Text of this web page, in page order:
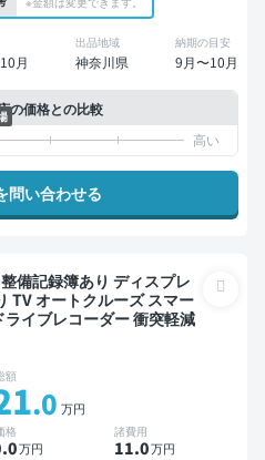
月
出品地域
神奈川県
納期の目安
9月〜10月
の価格との比較
問い合わせる
TV オートクルーズ スマー
ライブレコーダー 衝突軽減
額
.0 万円
格
.0万円
諸費用
11.0万円